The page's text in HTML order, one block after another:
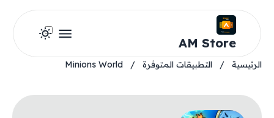
AM Store
الرئيسية / التطبيقات المتوفرة /
Minions World